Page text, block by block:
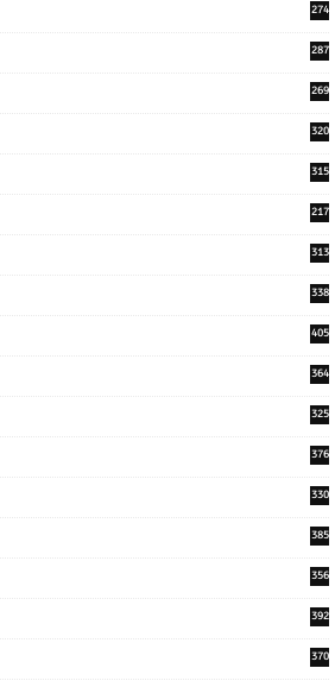
274
287
269
320
315
217
313
338
405
364
325
376
330
385
356
392
370